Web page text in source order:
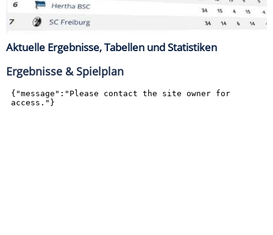
Aktuelle Ergebnisse, Tabellen und Statistiken
Ergebnisse & Spielplan